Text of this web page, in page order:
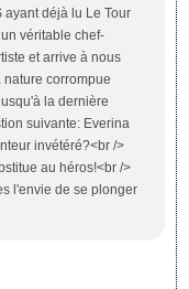
déjà lu Le Tour
véritable chef-
et arrive à nous
corrompue
la dernière
suivante: Everina
invétéré?<br />
au héros!<br />
l'envie de se plonger